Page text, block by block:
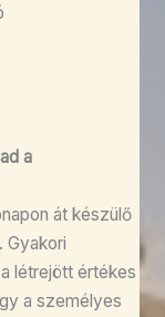
a
át készülő
Gyakori
létrejött értékes
a személyes